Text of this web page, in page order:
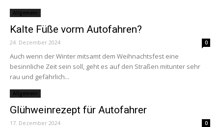
Allgemein
Kalte Füße vorm Autofahren?
24. Dezember 2024 0
Auch wenn der Winter mitsamt dem Weihnachtsfest eine
besinnliche Zeit sein soll, geht es auf den Straßen mitunter sehr
rau und gefährlich...
Allgemein
Glühweinrezept für Autofahrer
17. Dezember 2024 0